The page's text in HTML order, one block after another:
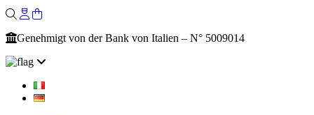
Genehmigt von der Bank von Italien – N° 5009014